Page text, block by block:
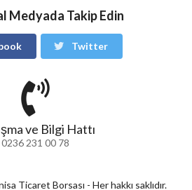
Medyada Takip Edin
Twitter
ve Bilgi Hattı
0236 231 00 78
Ticaret Borsası - Her hakkı saklıdır.